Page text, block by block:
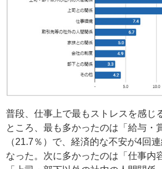
普段、仕事上で最もストレスを感じ
ところ、最も多かったのは「給与・
（21.7％）で、経済的な不安が4回
なった。次に多かったのは「仕事内